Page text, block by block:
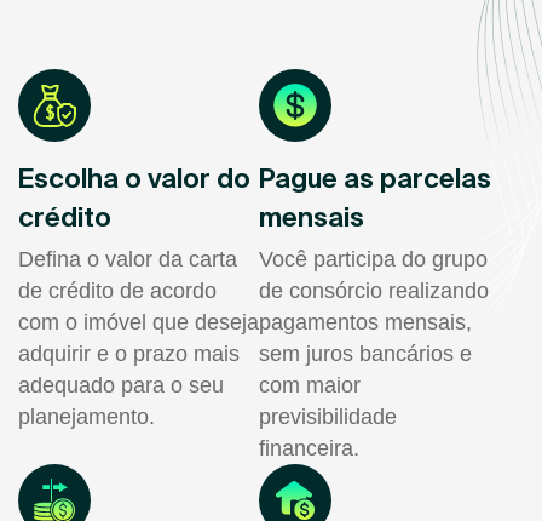
Escolha o valor do
crédito
Defina o valor da carta
de crédito de acordo
com o imóvel que deseja
adquirir e o prazo mais
adequado para o seu
planejamento.
Pague as parcelas
mensais
Você participa do grupo
de consórcio realizando
pagamentos mensais,
sem juros bancários e
com maior
previsibilidade
financeira.